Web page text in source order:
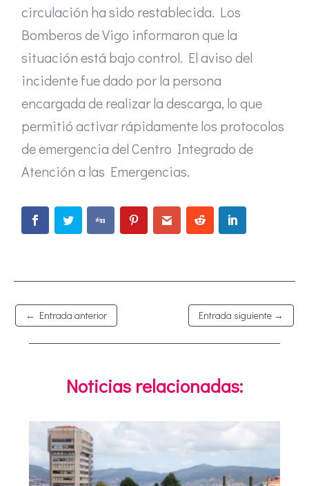
circulación ha sido restablecida. Los
Bomberos de Vigo informaron que la
situación está bajo control. El aviso del
incidente fue dado por la persona
encargada de realizar la descarga, lo que
permitió activar rápidamente los protocolos
de emergencia del Centro Integrado de
Atención a las Emergencias.
← Entrada anterior Entrada siguiente →
Noticias relacionadas: